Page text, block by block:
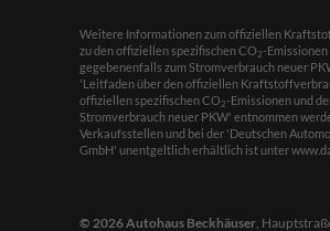
Weitere Informationen zum offiziellen
zu den offiziellen spezifischen CO2-Emissionen
gegebenenfalls zum Stromverbrauch neuer
'Leitfaden über den offiziellen
offiziellen spezifischen CO2-Emissionen und
Stromverbrauch neuer PKW' entnommen
Verkaufsstellen und bei der 'Deutschen
GmbH' unentgeltlich erhältlich ist unter
© 2026Autohaus Beckhäuser